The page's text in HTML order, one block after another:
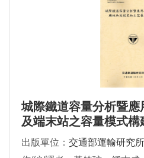
城際鐵道容量分析暨
及端末站之容量模式構
出版單位： 交通部運輸研究所